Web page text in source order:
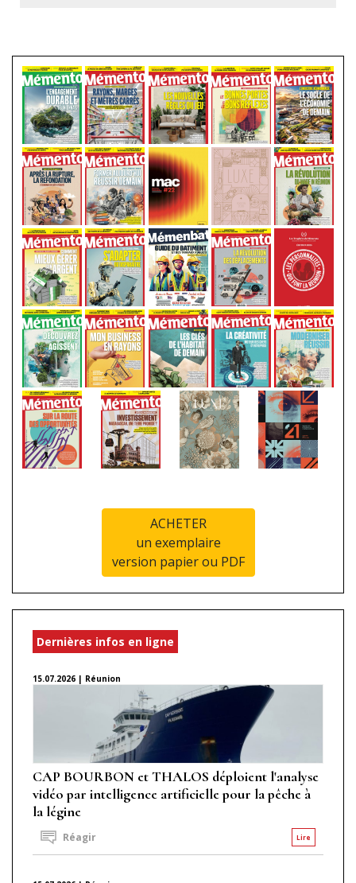
ACHETER
un exemplaire
version papier ou PDF
Dernières infos en ligne
15.07.2026 | Réunion
CAP BOURBON et THALOS déploient l'analyse
vidéo par intelligence artificielle pour la pêche à
la légine
Lire
Réagir